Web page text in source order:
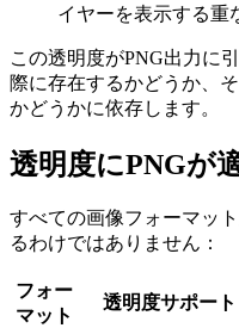
イヤーを表示する重
この透明度がPNG出力に
際に存在するかどうか、
かどうかに依存します。
透明度にPNGが
すべての画像フォーマッ
るわけではありません：
フォー
マット
透明度サポート